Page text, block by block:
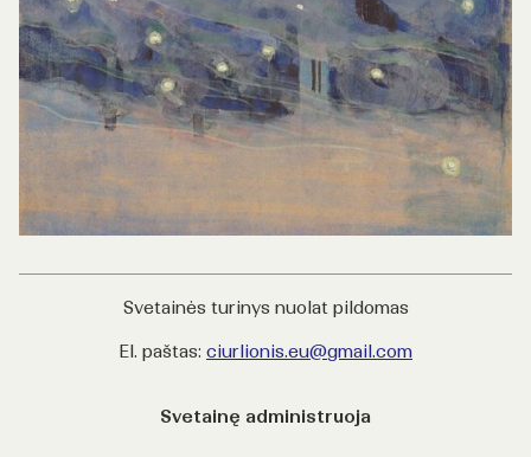
Svetainės turinys nuolat pildomas
El. paštas: ciurlionis.eu@gmail.com
Svetainę administruoja